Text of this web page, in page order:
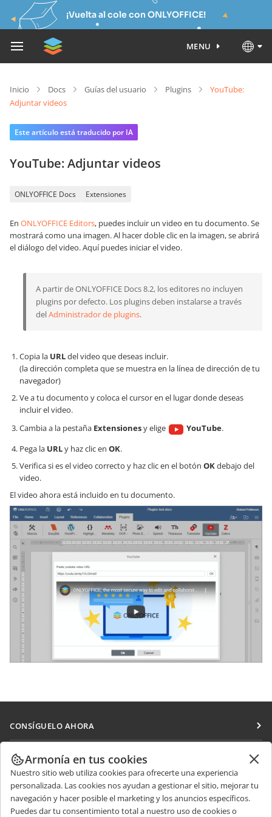
¡Vuelta al cole con ONLYOFFICE!
MENU
Inicio Docs Guías del usuario Plugins
YouTube:
Adjuntar videos
Este artículo está traducido por IA
YouTube: Adjuntar videos
ONLYOFFICE Docs Extensiones
En ONLYOFFICE Editors, puedes incluir un video en tu documento. Se
mostrará como una imagen. Al hacer doble clic en la imagen, se abrirá
el diálogo del video. Aquí puedes iniciar el video.
A partir de ONLYOFFICE Docs 8.2, los editores no incluyen
plugins por defecto. Los plugins deben instalarse a través
delAdministrador de plugins.
Copia la URLdel video que deseas incluir.
(la dirección completa que se muestra en la línea de dirección de tu
navegador)
Ve a tu documento y coloca el cursor en el lugar donde deseas
incluir el video.
Cambia a la pestaña Extensionesy elige YouTube.
Pega la URLy haz clic en OK.
Verifica si es el video correcto y haz clic en el botón OKdebajo del
video.
El video ahora está incluido en tu documento.
CONSÍGUELO AHORA
Docs
DocSpace
Workspace
Conectores
COLABORAR
Para colaboradores
Para traductores
RECIBIR NOTICIAS
Blog
OBTENER AYUDA
Armonía en tus cookies
Nuestro sitio web utiliza cookies para ofrecerte una experiencia
personalizada. Las cookies nos ayudan a gestionar el sitio, mejorar tu
navegación y hacer posible el marketing y los anuncios específicos.
Puedes dar tu consentimiento total a nuestro uso de cookies o